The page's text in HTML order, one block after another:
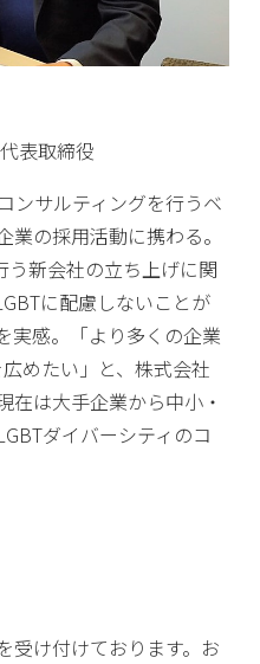
表取締役
ンサルティングを行うベ
の採用活動に携わる。
新会社の立ち上げに関
に配慮しないことが
実感。「より多くの企業
めたい」と、株式会社
在は大手企業から中小・
ダイバーシティのコ
受け付けております。お